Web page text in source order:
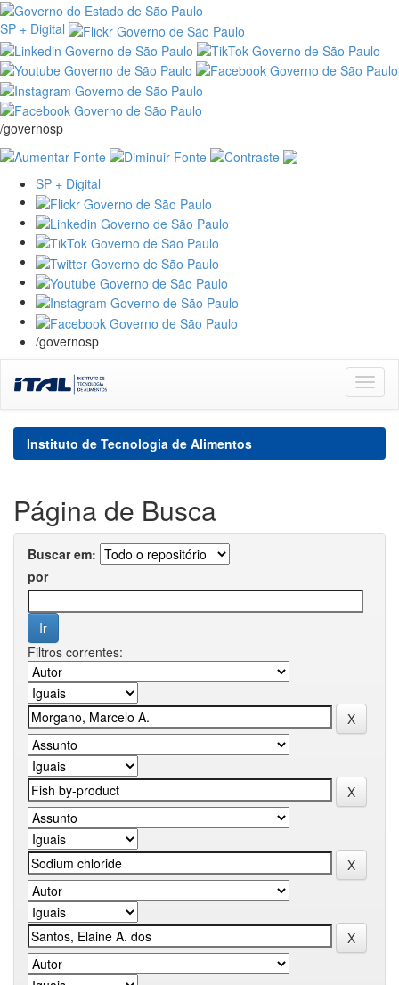
SP + Digital
/governosp
SP + Digital
/governosp
navigation
Instituto de Tecnologia de Alimentos
Página de Busca
Buscar em:
por
Filtros correntes: